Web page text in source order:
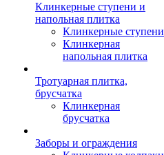
Клинкерные ступени и
напольная плитка
Клинкерные ступени
Клинкерная
напольная плитка
Тротуарная плитка,
брусчатка
Клинкерная
брусчатка
Заборы и ограждения